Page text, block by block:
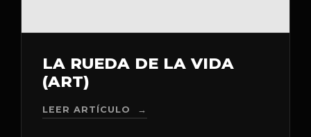
LA RUEDA DE LA VIDA
(ART)
LEER ARTÍCULO →